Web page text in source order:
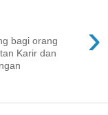
›
bagi orang
Karir dan